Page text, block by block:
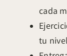
cada
tu nivel